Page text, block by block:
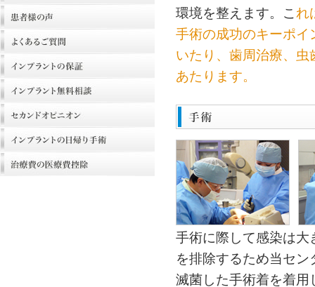
環境を整えます。こ れ
手術の成功のキーポイ
いたり、歯周治療、
あたります。
手術に際して感染は大
を排除するため当セ
滅菌した手術着を着用